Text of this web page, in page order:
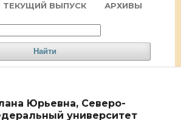
ТЕКУЩИЙ ВЫПУСК АРХИВЫ
Найти
Юрьевна, Северо-
университет